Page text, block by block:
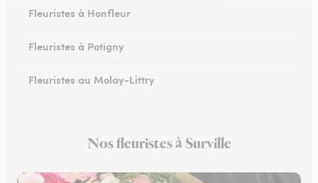
Fleuristes à Honfleur
Fleuristes à Potigny
Fleuristes au Molay-Littry
Fleuristes à Saint-Martin-de-Fontenay
Nos fleuristes à Surville